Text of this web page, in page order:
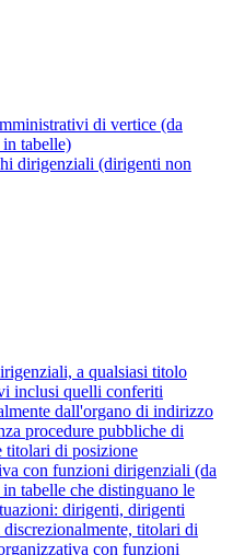
di vertice (da
tabelle)
dirigenziali (dirigenti non
a qualsiasi titolo
inclusi quelli conferiti
dall'organo di indirizzo
procedure pubbliche di
titolari di posizione
con funzioni dirigenziali (da
tabelle che distinguano le
dirigenti, dirigenti
titolari di
con funzioni